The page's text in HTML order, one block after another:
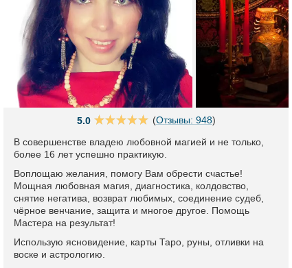
5.0 (Отзывы: 948)
В совершенстве владею любовной магией и не только,
более 16 лет успешно практикую.
Воплощаю желания, помогу Вам обрести счастье!
Мощная любовная магия, диагностика, колдовство,
снятие негатива, возврат любимых, соединение судеб,
чёрное венчание, защита и многое другое. Помощь
Мастера на результат!
Использую ясновидение, карты Таро, руны, отливки на
воске и астрологию.